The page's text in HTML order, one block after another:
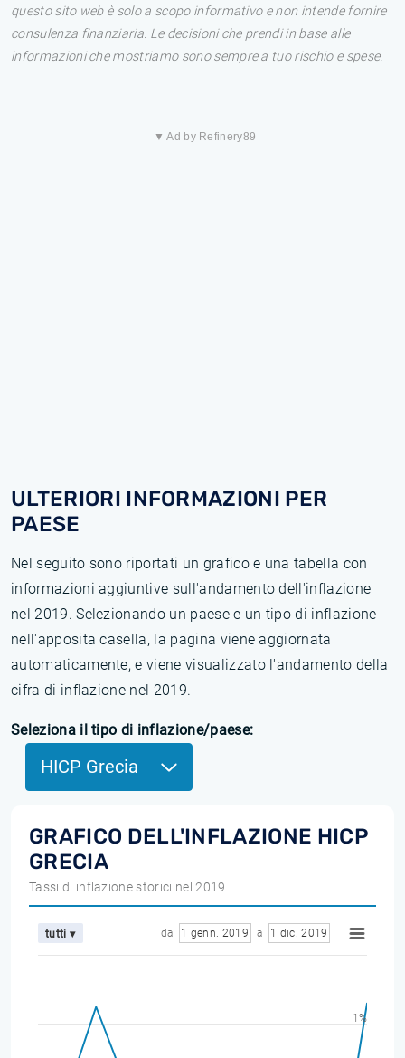
questo sito web è solo a scopo informativo e non intende fornire
consulenza finanziaria. Le decisioni che prendi in base alle
informazioni che mostriamo sono sempre a tuo rischio e spese.
▼ Ad by Refinery89
ULTERIORI INFORMAZIONI PER
PAESE
Nel seguito sono riportati un grafico e una tabella con
informazioni aggiuntive sull'andamento dell'inflazione
nel 2019. Selezionando un paese e un tipo di inflazione
nell'apposita casella, la pagina viene aggiornata
automaticamente, e viene visualizzato l'andamento della
cifra di inflazione nel 2019.
Seleziona il tipo di inflazione/paese:
HICP Grecia
GRAFICO DELL'INFLAZIONE HICP
GRECIA
Tassi di inflazione storici nel 2019
tutti ▾ da 1 genn. 2019 a 1 dic. 2019
1%